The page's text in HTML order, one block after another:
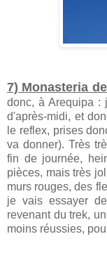
7) Monasteria
donc, à Arequipa :
d'après-midi, et
le reflex, prises
va donner). Très
fin de journée,
pièces, mais très
murs rouges, des
je vais essayer
revenant du trek,
moins réussies,